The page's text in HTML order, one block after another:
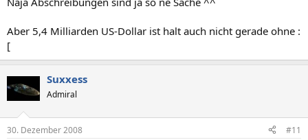
Aber 5,4 Milliarden US-Dollar ist halt auch nicht gerade ohne :
[
Suxxess
Admiral
30. Dezember 2008 #11